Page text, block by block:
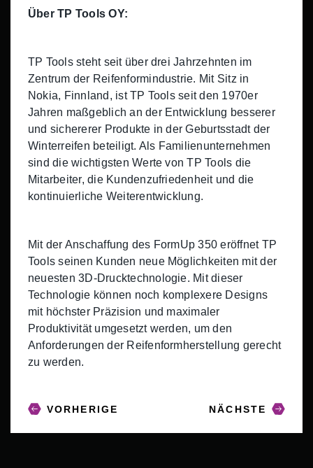
Über TP Tools OY:
TP Tools steht seit über drei Jahrzehnten im
Zentrum der Reifenformindustrie. Mit Sitz in
Nokia, Finnland, ist TP Tools seit den 1970er
Jahren maßgeblich an der Entwicklung besserer
und sichererer Produkte in der Geburtsstadt der
Winterreifen beteiligt. Als Familienunternehmen
sind die wichtigsten Werte von TP Tools die
Mitarbeiter, die Kundenzufriedenheit und die
kontinuierliche Weiterentwicklung.
Mit der Anschaffung des FormUp 350 eröffnet TP
Tools seinen Kunden neue Möglichkeiten mit der
neuesten 3D-Drucktechnologie. Mit dieser
Technologie können noch komplexere Designs
mit höchster Präzision und maximaler
Produktivität umgesetzt werden, um den
Anforderungen der Reifenformherstellung gerecht
zu werden.
BEITRAGS-
VORHERIGE NÄCHSTE